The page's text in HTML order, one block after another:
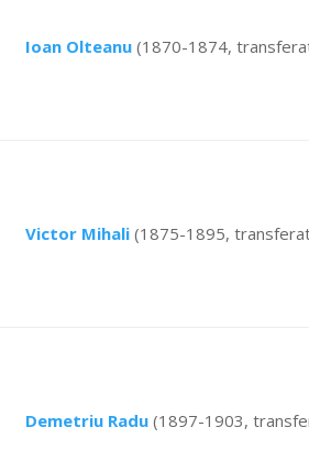
Ioan Olteanu (1870-1874,
Victor Mihali (1875-1895,
Demetriu Radu (1897-1903,